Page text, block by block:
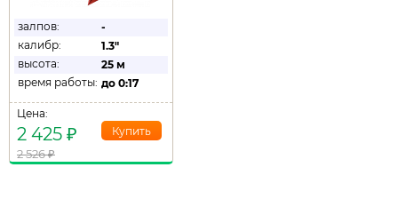
залпов:
-
калибр:
1.3"
высота:
25 м
время работы: до 0:17
Цена:
2 425 ₽
2 526₽